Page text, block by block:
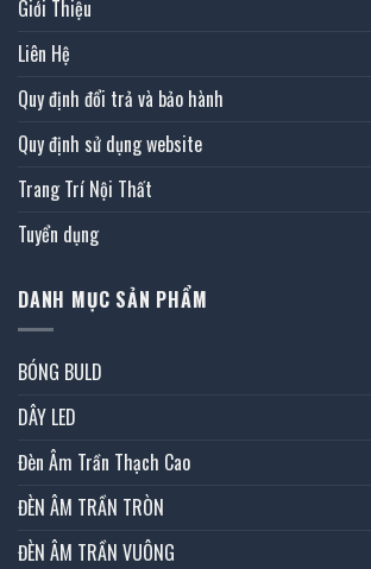
Giới Thiệu
Liên Hệ
Quy định đổi trả và bảo hành
Quy định sử dụng website
Trang Trí Nội Thất
Tuyển dụng
DANH MỤC SẢN PHẨM
BÓNG BULD
DÂY LED
Đèn Âm Trần Thạch Cao
ĐÈN ÂM TRẦN TRÒN
ĐÈN ÂM TRẦN VUÔNG